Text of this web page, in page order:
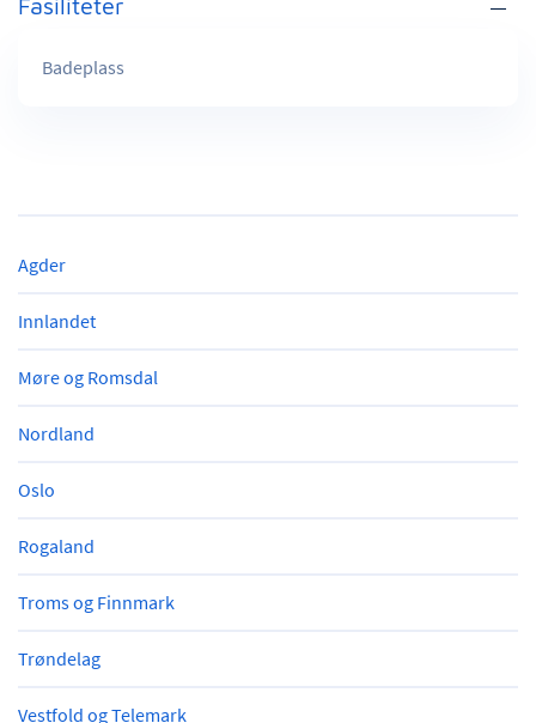
Badeplass
Agder
Innlandet
Møre og Romsdal
Nordland
Oslo
Rogaland
Troms og Finnmark
Trøndelag
Vestfold og Telemark